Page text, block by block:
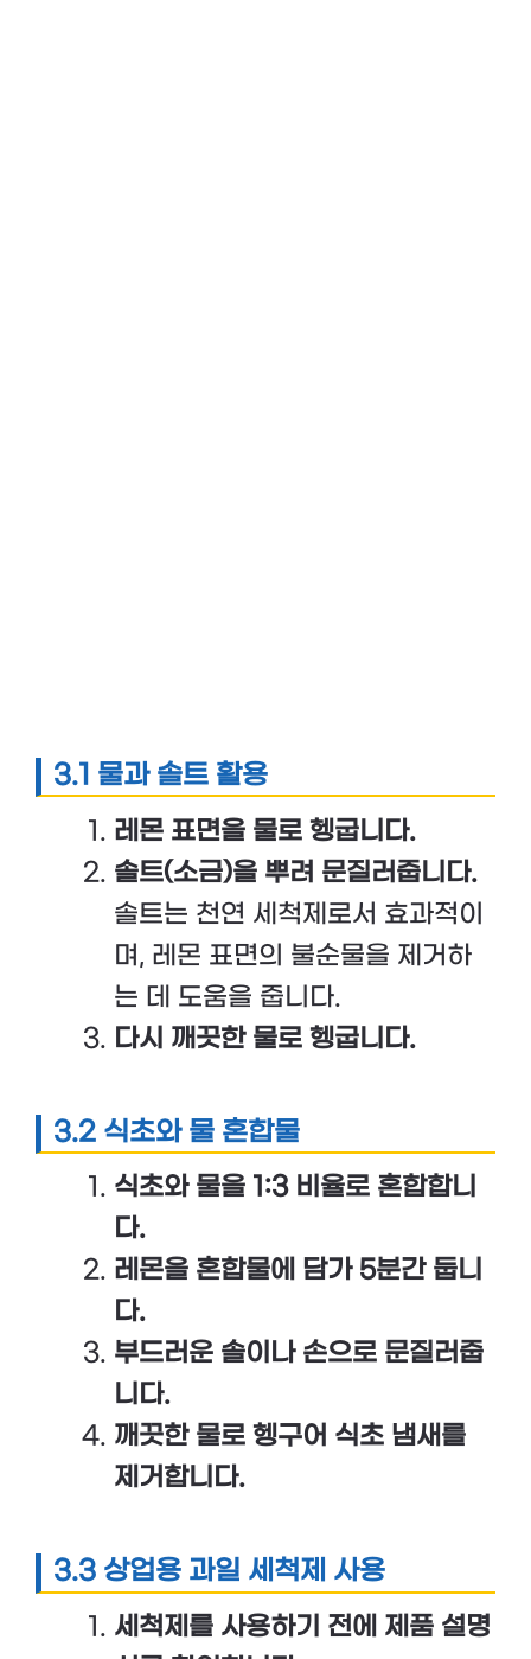
3.1 물과 솔트 활용
레몬 표면을 물로 헹굽니다.
솔트(소금)을 뿌려 문질러줍니다.
솔트는 천연 세척제로서 효과적이
며, 레몬 표면의 불순물을 제거하
는 데 도움을 줍니다.
다시 깨끗한 물로 헹굽니다.
3.2 식초와 물 혼합물
식초와 물을 1:3 비율로 혼합합니
다.
레몬을 혼합물에 담가 5분간 둡니
다.
부드러운 솔이나 손으로 문질러줍
니다.
깨끗한 물로 헹구어 식초 냄새를
제거합니다.
3.3 상업용 과일 세척제 사용
세척제를 사용하기 전에 제품 설명